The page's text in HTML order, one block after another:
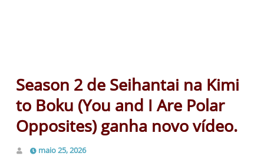
Season 2 de Seihantai na Kimi
to Boku (You and I Are Polar
Opposites) ganha novo vídeo.
maio 25, 2026